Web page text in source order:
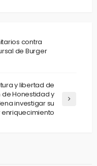
contra
de Burger
y libertad de
de Honestidad y
investigar su